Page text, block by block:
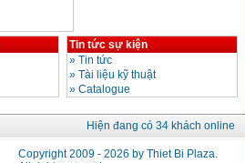
Tin tức sự kiện
» Tin tức
» Tài liệu kỹ thuật
» Catalogue
Hiện đang có 34 khách online
Copyright 2009 - 2026 by Thiet Bi Plaza.